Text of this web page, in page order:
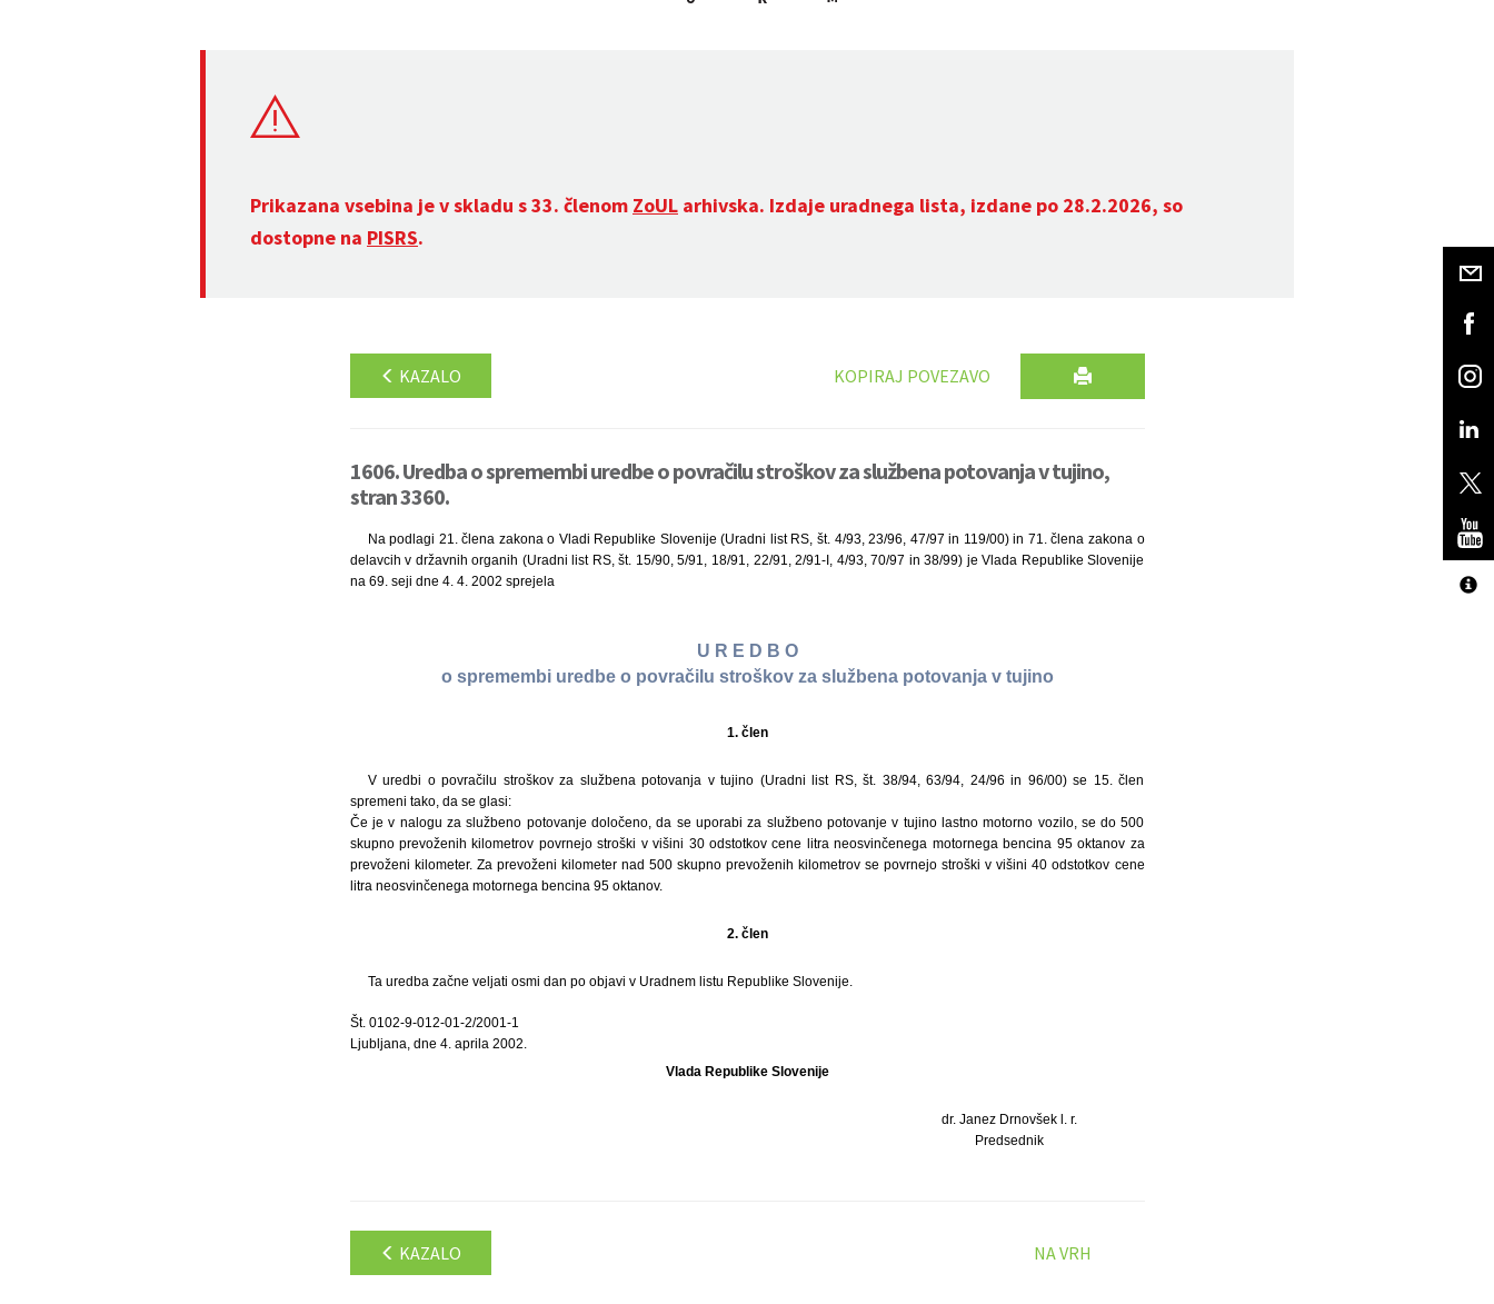
Prikazana vsebina je v skladu s 33. členom ZoUL arhivska. Izdaje uradnega lista, izdane po 28.2.2026, so
dostopne na PISRS.
KAZALO KOPIRAJ POVEZAVO
1606. Uredba o spremembi uredbe o povračilu stroškov za službena potovanja v tujino,
stran 3360.
Na podlagi 21. člena zakona o Vladi Republike Slovenije (Uradni list RS, št. 4/93, 23/96, 47/97 in 119/00) in 71. člena zakona o
delavcih v državnih organih (Uradni list RS, št. 15/90, 5/91, 18/91, 22/91, 2/91-I, 4/93, 70/97 in 38/99) je Vlada Republike Slovenije
na 69. seji dne 4. 4. 2002 sprejela
U R E D B O
o spremembi uredbe o povračilu stroškov za službena potovanja v tujino
1. člen
V uredbi o povračilu stroškov za službena potovanja v tujino (Uradni list RS, št. 38/94, 63/94, 24/96 in 96/00) se 15. člen
spremeni tako, da se glasi:
Če je v nalogu za službeno potovanje določeno, da se uporabi za službeno potovanje v tujino lastno motorno vozilo, se do 500
skupno prevoženih kilometrov povrnejo stroški v višini 30 odstotkov cene litra neosvinčenega motornega bencina 95 oktanov za
prevoženi kilometer. Za prevoženi kilometer nad 500 skupno prevoženih kilometrov se povrnejo stroški v višini 40 odstotkov cene
litra neosvinčenega motornega bencina 95 oktanov.
2. člen
Ta uredba začne veljati osmi dan po objavi v Uradnem listu Republike Slovenije.
Št. 0102-9-012-01-2/2001-1
Ljubljana, dne 4. aprila 2002.
Vlada Republike Slovenije
dr. Janez Drnovšek l. r.
Predsednik
KAZALO NA VRH